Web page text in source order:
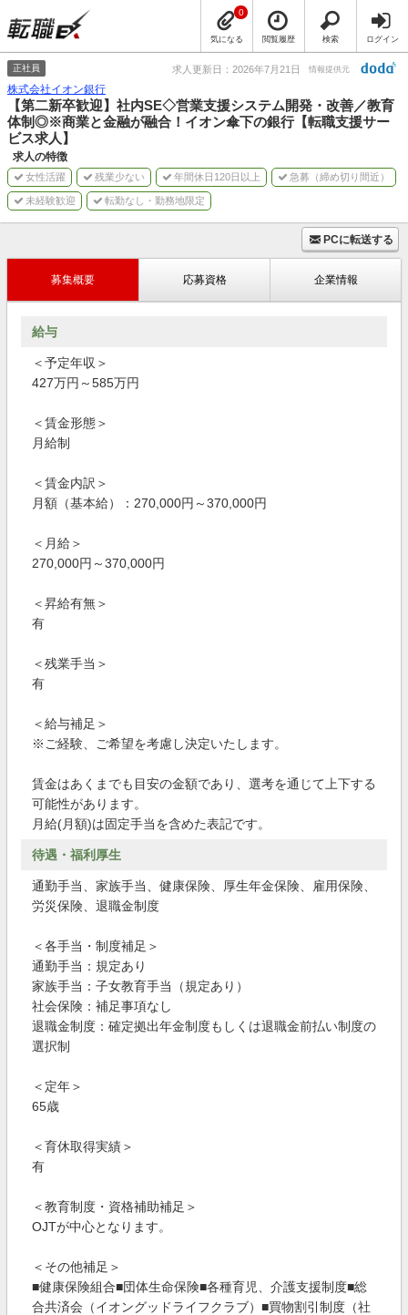
気になる
0
閲覧履歴 検索 ログイン
正社員 求人更新日：2026年7月21日 情報提供元
株式会社イオン銀行
【第二新卒歓迎】社内SE◇営業支援システム開発・改善／教育
体制◎※商業と金融が融合！イオン傘下の銀行【転職支援サー
ビス求人】
求人の特徴
女性活躍 残業少ない 年間休日120日以上 急募（締め切り間近）
未経験歓迎 転勤なし・勤務地限定
PCに転送する
募集概要 応募資格 企業情報
給与
＜予定年収＞
427万円～585万円
＜賃金形態＞
月給制
＜賃金内訳＞
月額（基本給）：270,000円～370,000円
＜月給＞
270,000円～370,000円
＜昇給有無＞
有
＜残業手当＞
有
＜給与補足＞
※ご経験、ご希望を考慮し決定いたします。
賃金はあくまでも目安の金額であり、選考を通じて上下する
可能性があります。
月給(月額)は固定手当を含めた表記です。
待遇・福利厚生
通勤手当、家族手当、健康保険、厚生年金保険、雇用保険、
労災保険、退職金制度
＜各手当・制度補足＞
通勤手当：規定あり
家族手当：子女教育手当（規定あり）
社会保険：補足事項なし
退職金制度：確定拠出年金制度もしくは退職金前払い制度の
選択制
＜定年＞
65歳
＜育休取得実績＞
有
＜教育制度・資格補助補足＞
OJTが中心となります。
＜その他補足＞
■健康保険組合■団体生命保険■各種育児、介護支援制度■総
合共済会（イオングッドライフクラブ）■買物割引制度（社